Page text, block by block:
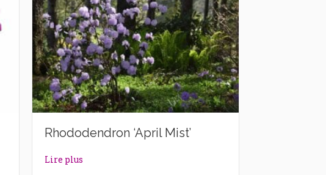
Rhododendron ‘April Mist’
Lire plus